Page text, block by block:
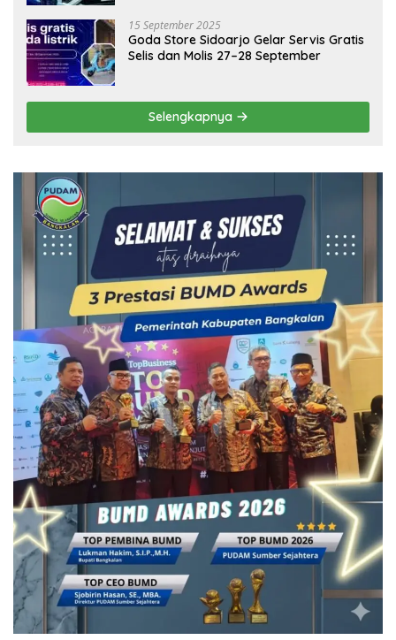
15 September 2025
Goda Store Sidoarjo Gelar Servis Gratis
Selis dan Molis 27–28 September
Selengkapnya